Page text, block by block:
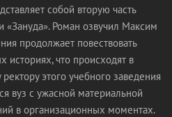
собой вторую часть
Роман озвучил Максим
продолжает повествовать
историях, что происходят в
этого учебного заведения
вуз с ужасной материальной
в организационных моментах.